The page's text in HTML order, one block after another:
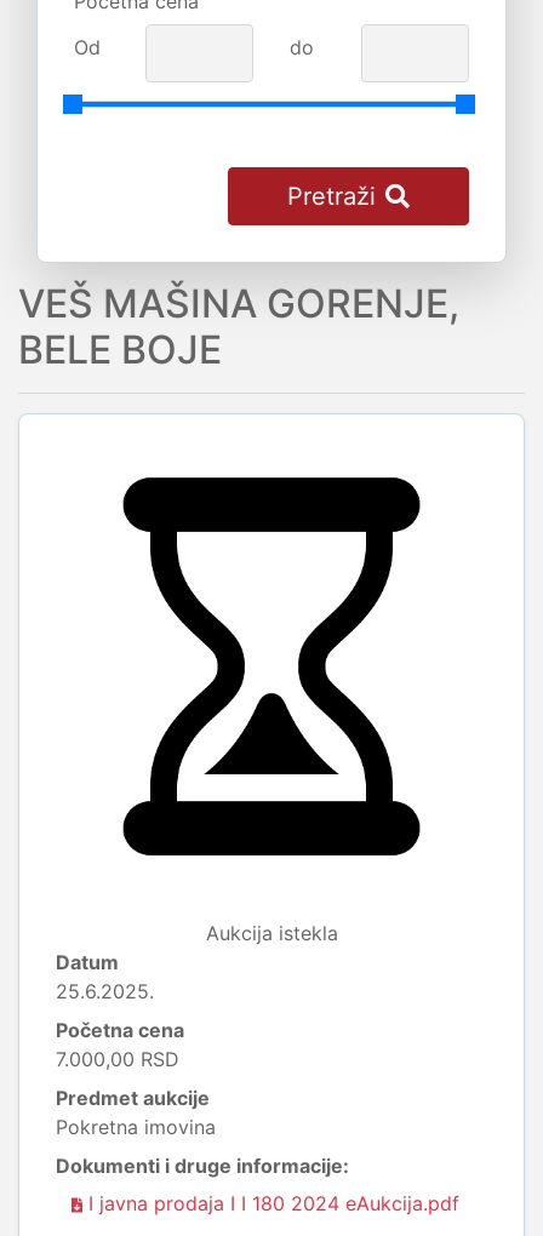
Od
do
Pretraži
VEŠ MAŠINA GORENJE,
BELE BOJE
Aukcija istekla
Datum
25.6.2025.
Početna cena
7.000,00 RSD
Predmet aukcije
Pokretna imovina
Dokumenti i druge informacije:
I javna prodaja I I 180 2024 eAukcija.pdf